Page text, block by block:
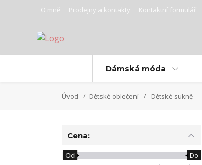
O mně Prodejny a kontakty Kontaktní formulář
Dámská móda
Úvod Dětské oblečení Dětské sukně
Cena:
Od Do